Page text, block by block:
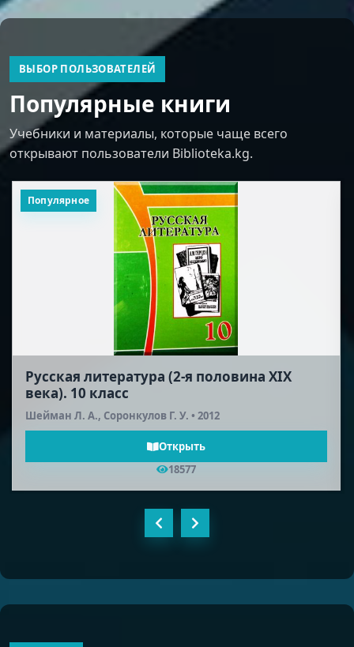
ВЫБОР ПОЛЬЗОВАТЕЛЕЙ
Популярные книги
Учебники и материалы, которые чаще всего
открывают пользователи Biblioteka.kg.
Популярное
Русская литература (2-я половина XIX
века). 10 класс
Шейман Л. А., Соронкулов Г. У. • 2012
Открыть
18577